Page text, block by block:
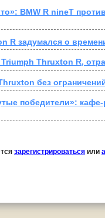
BMW R nineT
R задумался о
Thruxton R,
без
победители»:
зарегистрироваться или